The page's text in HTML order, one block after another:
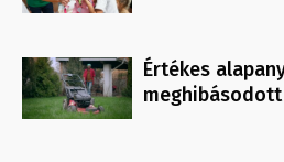
Értékes